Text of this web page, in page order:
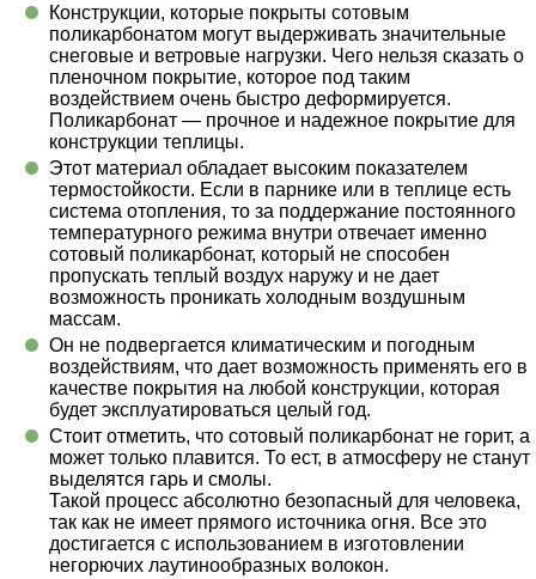
Конструкции, которые покрыты сотовым
поликарбонатом могут выдерживать значительные
снеговые и ветровые нагрузки. Чего нельзя сказать о
пленочном покрытие, которое под таким
воздействием очень быстро деформируется.
Поликарбонат — прочное и надежное покрытие для
конструкции теплицы.
Этот материал обладает высоким показателем
термостойкости. Если в парнике или в теплице есть
система отопления, то за поддержание постоянного
температурного режима внутри отвечает именно
сотовый поликарбонат, который не способен
пропускать теплый воздух наружу и не дает
возможность проникать холодным воздушным
массам.
Он не подвергается климатическим и погодным
воздействиям, что дает возможность применять его в
качестве покрытия на любой конструкции, которая
будет эксплуатироваться целый год.
Стоит отметить, что сотовый поликарбонат не горит, а
может только плавится. То ест, в атмосферу не станут
выделятся гарь и смолы.
Такой процесс абсолютно безопасный для человека,
так как не имеет прямого источника огня. Все это
достигается с использованием в изготовлении
негорючих лаутинообразных волокон.